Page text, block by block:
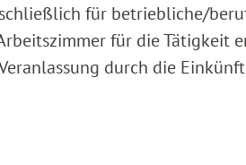
für betriebliche/
für die Tätigkeit
durch die